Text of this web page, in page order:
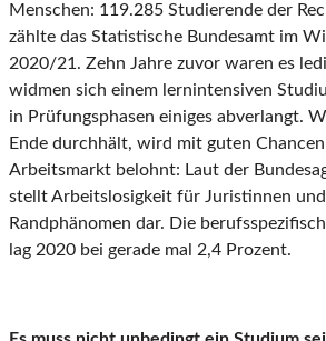
Menschen: 119.285 Studierende der
zählte das Statistische Bundesamt im
2020/21. Zehn Jahre zuvor waren es
widmen sich einem lernintensiven
in Prüfungsphasen einiges abverlangt.
Ende durchhält, wird mit guten
Arbeitsmarkt belohnt: Laut der
stellt Arbeitslosigkeit für Juristinnen
Randphänomen dar. Die
lag 2020 bei gerade mal 2,4 Prozent.